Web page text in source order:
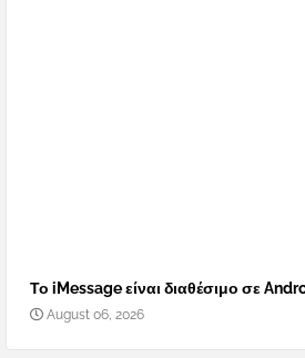
Το iMessage είναι διαθέσιμο σε
August 06, 2026